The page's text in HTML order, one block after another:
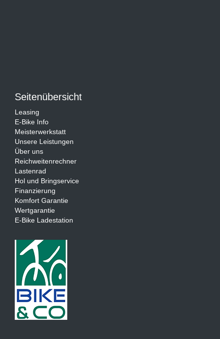
Seitenübersicht
Leasing
E-Bike Info
Meisterwerkstatt
Unsere Leistungen
Über uns
Reichweitenrechner
Lastenrad
Hol und Bringservice
Finanzierung
Komfort Garantie
Wertgarantie
E-Bike Ladestation